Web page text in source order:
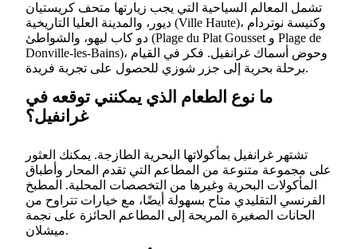
تشمل المعالم السياحية التي يجب زيارتها متحف كريستيان
ديور، والمدينة العليا التاريخية (Ville Haute)، وكنيسة نوتردام
دو كاب ليهو، والشواطئ (Plage du Plat Gousset و Plage de
Donville-les-Bains)، وحوض أسماك غرانفيل. فكر في القيام
برحلة بحرية إلى جزر شوزي للحصول على تجربة فريدة.
ما نوع الطعام الذي يمكنني توقعه في
غرانفيل؟
تشتهر غرانفيل بمأكولاتها البحرية الطازجة. يمكنك العثور
على مجموعة متنوعة من المطاعم التي تقدم المحار وأطباق
المأكولات البحرية وغيرها من التخصصات المحلية. المطبخ
الفرنسي التقليدي متاح بسهولة أيضًا، مع خيارات تتراوح من
الحانات الصغيرة المريحة إلى المطاعم الحائزة على نجمة
ميشلان.